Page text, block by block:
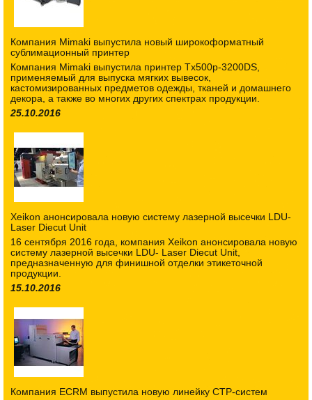
Компания Mimaki выпустила новый широкоформатный
сублимационный принтер
Компания Mimaki выпустила принтер Tx500p-3200DS,
применяемый для выпуска мягких вывесок,
кастомизированных предметов одежды, тканей и домашнего
декора, а также во многих других спектрах продукции.
25.10.2016
Xeikon анонсировала новую систему лазерной высечки LDU-
Laser Diecut Unit
16 сентября 2016 года, компания Xeikon анонсировала новую
систему лазерной высечки LDU- Laser Diecut Unit,
предназначенную для финишной отделки этикеточной
продукции.
15.10.2016
Компания ECRM выпустила новую линейку CTP-систем